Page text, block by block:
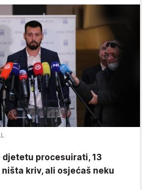
djetetu procesuirati, 13
kriv, ali osjećaš neku